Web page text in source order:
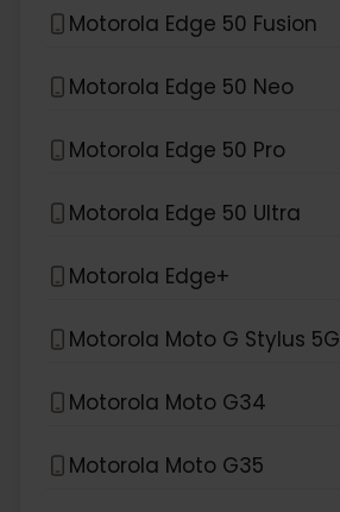
Motorola Edge 50 Fusion
Motorola Edge 50 Neo
Motorola Edge 50 Pro
Motorola Edge 50 Ultra
Motorola Edge+
Motorola Moto G Stylus 5G
Motorola Moto G34
Motorola Moto G35